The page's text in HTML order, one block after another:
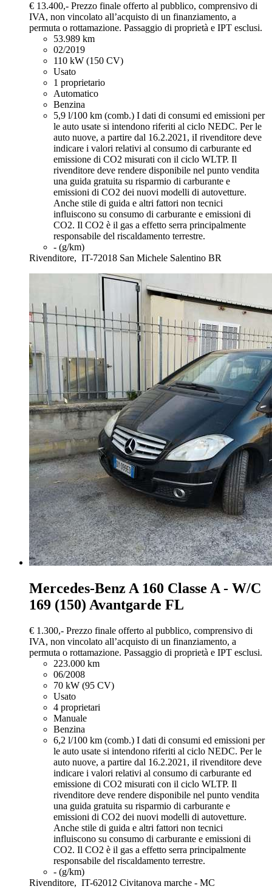
€ 13.400,- Prezzo finale offerto al pubblico, comprensivo di
IVA, non vincolato all’acquisto di un finanziamento, a
permuta o rottamazione. Passaggio di proprietà e IPT esclusi.
53.989 km
02/2019
110 kW (150 CV)
Usato
1 proprietario
Automatico
Benzina
5,9 l/100 km (comb.) I dati di consumi ed emissioni per
le auto usate si intendono riferiti al ciclo NEDC. Per le
auto nuove, a partire dal 16.2.2021, iI rivenditore deve
indicare i valori relativi al consumo di carburante ed
emissione di CO2 misurati con il ciclo WLTP. Il
rivenditore deve rendere disponibile nel punto vendita
una guida gratuita su risparmio di carburante e
emissioni di CO2 dei nuovi modelli di autovetture.
Anche stile di guida e altri fattori non tecnici
influiscono su consumo di carburante e emissioni di
CO2. Il CO2 è il gas a effetto serra principalmente
responsabile del riscaldamento terrestre.
- (g/km)
Rivenditore, IT-72018 San Michele Salentino BR
Mercedes-Benz A 160 Classe A - W/C
169 (150) Avantgarde FL
€ 1.300,- Prezzo finale offerto al pubblico, comprensivo di
IVA, non vincolato all’acquisto di un finanziamento, a
permuta o rottamazione. Passaggio di proprietà e IPT esclusi.
223.000 km
06/2008
70 kW (95 CV)
Usato
4 proprietari
Manuale
Benzina
6,2 l/100 km (comb.) I dati di consumi ed emissioni per
le auto usate si intendono riferiti al ciclo NEDC. Per le
auto nuove, a partire dal 16.2.2021, iI rivenditore deve
indicare i valori relativi al consumo di carburante ed
emissione di CO2 misurati con il ciclo WLTP. Il
rivenditore deve rendere disponibile nel punto vendita
una guida gratuita su risparmio di carburante e
emissioni di CO2 dei nuovi modelli di autovetture.
Anche stile di guida e altri fattori non tecnici
influiscono su consumo di carburante e emissioni di
CO2. Il CO2 è il gas a effetto serra principalmente
responsabile del riscaldamento terrestre.
- (g/km)
Rivenditore, IT-62012 Civitanova marche - MC